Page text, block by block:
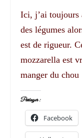
Ici, j’ai toujours
des légumes
est de rigueur.
mozzarella est
manger du
Partager :
Facebook